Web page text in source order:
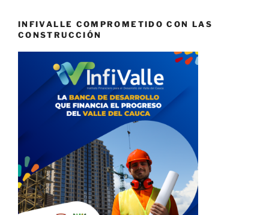
INFIVALLE COMPROMETIDO CON LAS
CONSTRUCCIÓN